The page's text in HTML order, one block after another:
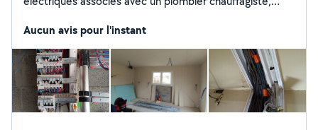
dépannage en petits travaux car je suis bricoleur
Aucun avis pour l'instant